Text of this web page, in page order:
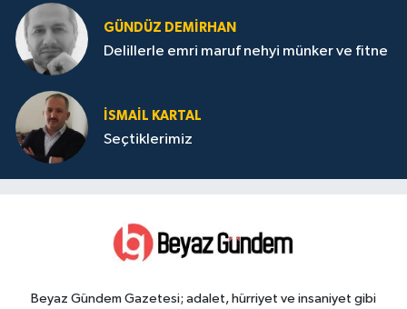
GÜNDÜZ DEMIRHAN
Delillerle emri maruf nehyi münker ve fitne
İSMAIL KARTAL
Seçtiklerimiz
Beyaz Gündem Gazetesi; adalet, hürriyet ve insaniyet gibi